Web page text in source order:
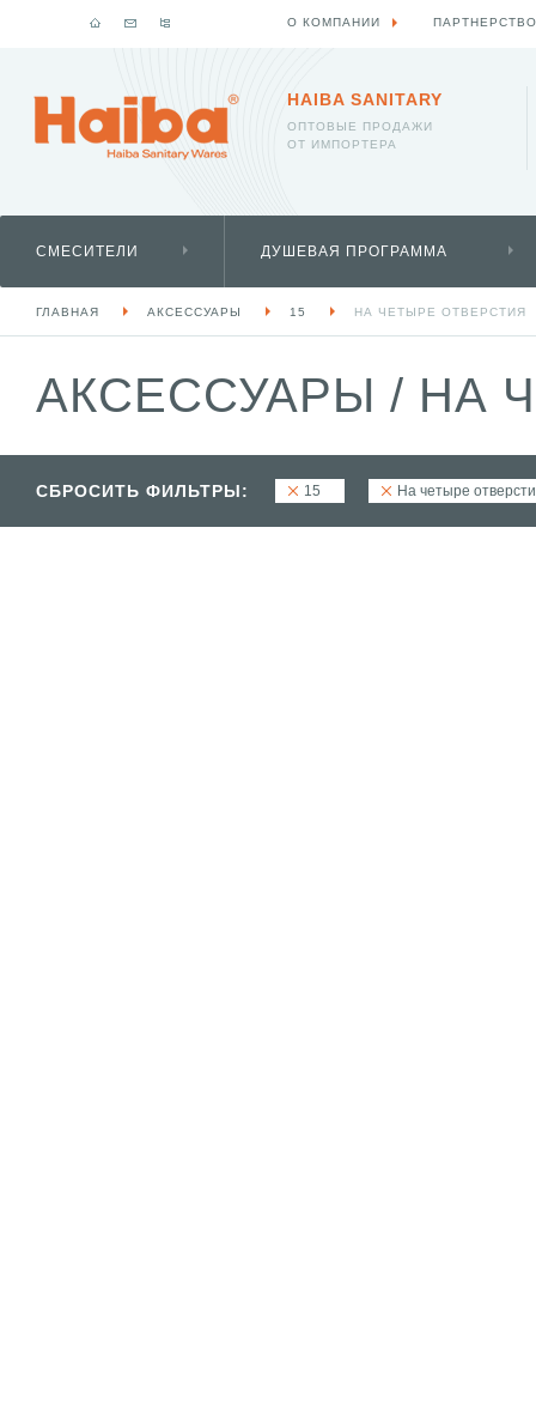
HAIBA SANITARY
ОПТОВЫЕ ПРОДАЖИ
ОТ ИМПОРТЕРА
СМЕСИТЕЛИ ДУШЕВАЯ ПРОГРАММА
ГЛАВНАЯ АКСЕССУАРЫ 15 НА ЧЕТЫРЕ ОТВЕРСТИЯ
АКСЕССУАРЫ / НА
СБРОСИТЬ ФИЛЬТРЫ: 15 На четыре
О КОМПАНИИ ПАРТНЕРСТВО